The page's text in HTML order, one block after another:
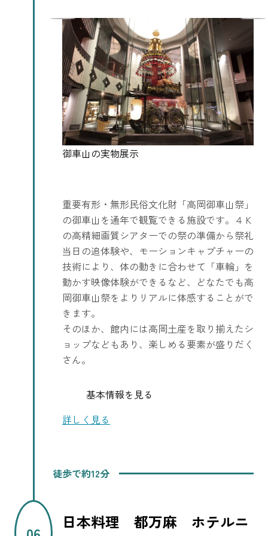
重要有形・無形民俗文化財「高岡御車山祭」
の御車山を通年で観覧できる施設です。４Ｋ
の高精細画質シアターでの祭の準備から祭礼
当日の追体験や、モーションキャプチャーの
技術により、体の動きに合わせて「車輪」を
動かす映像体験ができるなど、どなたでも高
岡御車山祭をよりリアルに体感することがで
きます。
そのほか、館内には高岡土産を取り揃えたシ
ョップなどもあり、楽しめる要素が盛りだく
さん。
基本情報を見る
詳しく見る
徒歩で約12分
日本料理 都万麻 ホテルニ